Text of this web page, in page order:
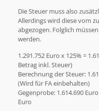
Die Steuer muss also
Allerdings wird diese vom
abgezogen. Folglich
werden.
1.291.752 Euro x 125% =
Betrag inkl. Steuer)
Berechnung der Steuer:
(Wird für FA einbehalten)
Gegenprobe: 1.614.690
Euro